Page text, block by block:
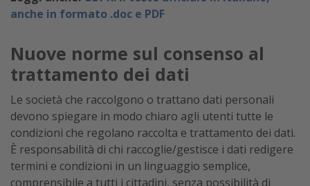
anche in formato .doc e PDF
Nuove norme sul consenso al
trattamento dei dati
Le società che raccolgono o trattano dati personali
devono spiegare in modo chiaro agli utenti tutte le
condizioni che regolano raccolta e trattamento dei dati.
È responsabilità di chi raccoglie/gestisce i dati redigere
termini e condizioni in un linguaggio semplice,
comprensibile a tutti i cittadini, senza possibilità di